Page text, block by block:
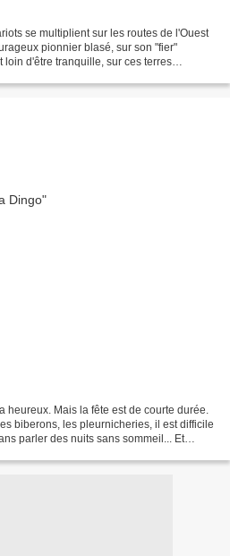
se multiplient sur les routes de l'Ouest
pionnier blasé, sur son "fier"
loin d'être tranquille, sur ces terres
heureux. Mais la fête est de courte durée.
biberons, les pleurnicheries, il est difficile
parler des nuits sans sommeil... Et